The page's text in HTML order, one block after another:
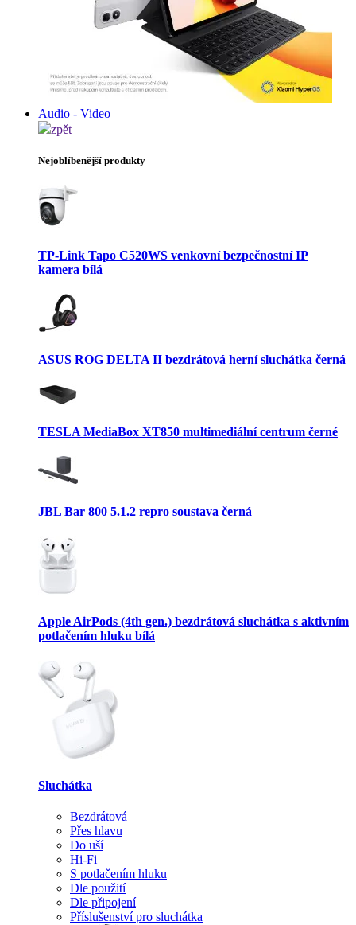
Audio - Video
zpět
Nejoblíbenější produkty
TP-Link Tapo C520WS venkovní bezpečnostní IP
kamera bílá
ASUS ROG DELTA II bezdrátová herní sluchátka černá
TESLA MediaBox XT850 multimediální centrum černé
JBL Bar 800 5.1.2 repro soustava černá
Apple AirPods (4th gen.) bezdrátová sluchátka s aktivním
potlačením hluku bílá
Sluchátka
Bezdrátová
Přes hlavu
Do uší
Hi-Fi
S potlačením hluku
Dle použití
Dle připojení
Příslušenství pro sluchátka